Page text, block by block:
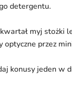
detergentu.
myj stożki
przez
konusy jeden w